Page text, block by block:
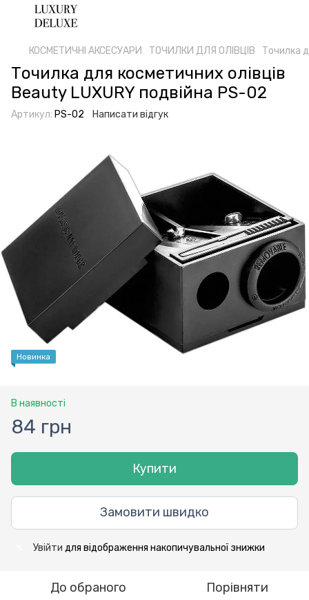
КОСМЕТИЧНІ АКСЕСУАРИ ТОЧИЛКИ ДЛЯ ОЛІВЦІВ Точилка
Точилка для косметичних олівців
Beauty LUXURY подвійна PS-02
Артикул: PS-02 Написати відгук
Новинка
В наявності
84 грн
Купити
Замовити швидко
Увійти для відображення накопичувальної знижки
До обраного Порівняти